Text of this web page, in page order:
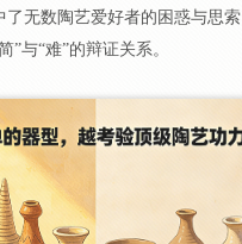
了无数陶艺爱好者的困惑与思
”与“难”的辩证关系。